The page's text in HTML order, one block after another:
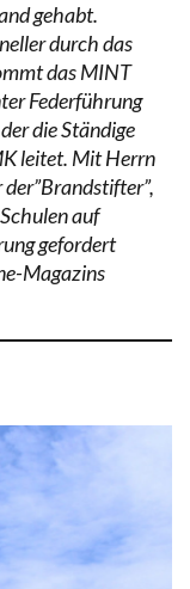
gehabt.
durch das
das MINT
Federführung
die Ständige
leitet. Mit Herrn
auf
gefordert
Magazins